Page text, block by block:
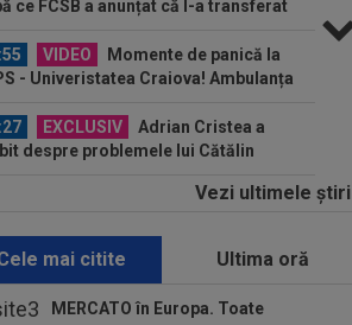
ce FCSB a anunțat că l-a transferat
VIDEO
Momente de panică la
- Univeristatea Craiova! Ambulanța
EXCLUSIV
Adrian Cristea a
despre problemele lui Cătălin
Tragic: cel mai bun din istorie a
După Salah, Trabzonspor
altă lovitură: atacantul de
Vezi ultimele ştiri
mai citite Ultima oră
MERCATO în Europa. Toate